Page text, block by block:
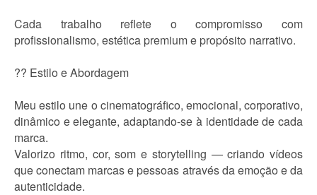
Cada trabalho reflete o compromisso com
profissionalismo, estética premium e propósito narrativo.
?? Estilo e Abordagem
Meu estilo une o cinematográfico, emocional, corporativo,
dinâmico e elegante, adaptando-se à identidade de cada
marca.
Valorizo ritmo, cor, som e storytelling — criando vídeos
que conectam marcas e pessoas através da emoção e da
autenticidade.